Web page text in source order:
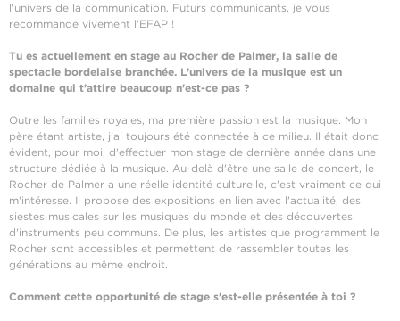
l'univers de la communication. Futurs communicants, je vous
recommande vivement l'EFAP !
Tu es actuellement en stage au Rocher de Palmer, la salle de
spectacle bordelaise branchée. L'univers de la musique est un
domaine qui t'attire beaucoup n'est-ce pas ?
Outre les familles royales, ma première passion est la musique. Mon
père étant artiste, j'ai toujours été connectée à ce milieu. Il était donc
évident, pour moi, d'effectuer mon stage de dernière année dans une
structure dédiée à la musique. Au-delà d'être une salle de concert, le
Rocher de Palmer a une réelle identité culturelle, c'est vraiment ce qui
m'intéresse. Il propose des expositions en lien avec l'actualité, des
siestes musicales sur les musiques du monde et des découvertes
d'instruments peu communs. De plus, les artistes que programment le
Rocher sont accessibles et permettent de rassembler toutes les
générations au même endroit.
Comment cette opportunité de stage s'est-elle présentée à toi ?